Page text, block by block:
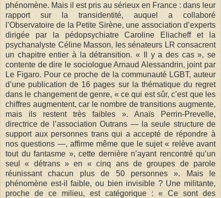
phénomène. Mais il est pris au sérieux en France : dans leur
rapport sur la transidentité, auquel a collaboré
l’Observatoire de la Petite Sirène, une association d’experts
dirigée par la pédopsychiatre Caroline Eliacheff et la
psychanalyste Céline Masson, les sénateurs LR consacrent
un chapitre entier à la détransition. « Il y a des cas », se
contente de dire le sociologue Arnaud Alessandrin, joint par
Le Figaro. Pour ce proche de la communauté LGBT, auteur
d’une publication de 16 pages sur la thématique du regret
dans le changement de genre, « ce qui est sûr, c’est que les
chiffres augmentent, car le nombre de transitions augmente,
mais ils restent très faibles ». Anaïs Perrin-Prevelle,
directrice de l’association Outrans — la seule structure de
support aux personnes trans qui a accepté de répondre à
nos questions —, affirme même que le sujet « relève avant
tout du fantasme », cette dernière n’ayant rencontré qu’un
seul « détrans » en « cinq ans de groupes de parole
réunissant chacun plus de 50 personnes ». Mais le
phénomène est-il faible, ou bien invisible ? Une militante,
proche de ce milieu, est catégorique : « Ce sont des